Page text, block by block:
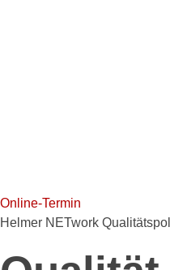
Online-Termin
Helmer NETwork